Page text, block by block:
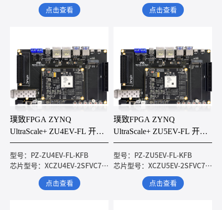
点击查看 点击查看
璞致FPGA ZYNQ
UltraScale+ ZU4EV-FL 开发
板
型号：PZ-ZU4EV-FL-KFB
芯片型号：XCZU4EV-2SFVC784I
点击查看
璞致FPGA ZYNQ
UltraScale+ ZU5EV-FL 开发
板
型号：PZ-ZU5EV-FL-KFB
芯片型号：XCZU5EV-2SFVC784I
点击查看